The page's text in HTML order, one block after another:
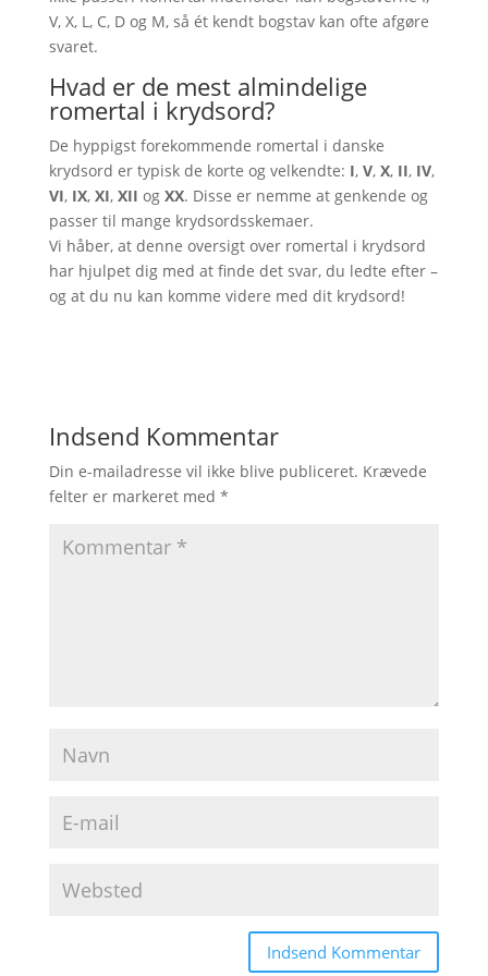
V, X, L, C, D og M, så ét kendt bogstav kan ofte afgøre
svaret.
Hvad er de mest almindelige
romertal i krydsord?
De hyppigst forekommende romertal i danske
krydsord er typisk de korte og velkendte: I, V, X, II, IV,
VI, IX, XI, XII og XX. Disse er nemme at genkende og
passer til mange krydsordsskemaer.
Vi håber, at denne oversigt over romertal i krydsord
har hjulpet dig med at finde det svar, du ledte efter –
og at du nu kan komme videre med dit krydsord!
Indsend Kommentar
Din e-mailadresse vil ikke blive publiceret. Krævede
felter er markeret med *